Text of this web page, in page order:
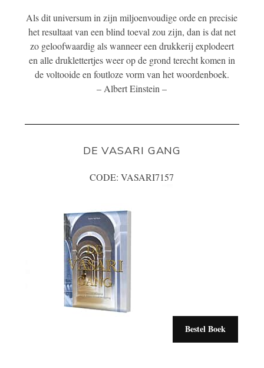
Als dit universum in zijn miljoenvoudige orde en precisie
het resultaat van een blind toeval zou zijn, dan is dat net
zo geloofwaardig als wanneer een drukkerij explodeert
en alle druklettertjes weer op de grond terecht komen in
de voltooide en foutloze vorm van het woordenboek.
– Albert Einstein –
DE VASARI GANG
CODE: VASARI7157
Bestel Boek